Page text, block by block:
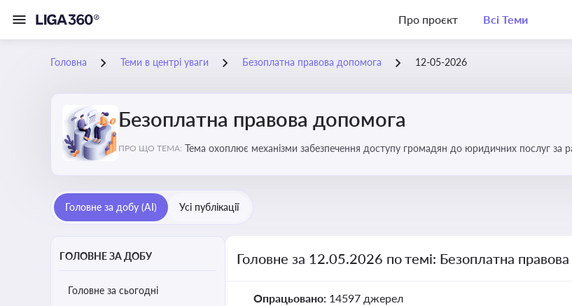
Про проєкт Всі Теми
Головна Теми в центрі уваги Безоплатна правова допомога 12-05-2026
Безоплатна правова допомога
ПРО ЩО ТЕМА: Тема охоплює механізми забезпечення доступу громадян до юридичних послуг за
Головне за добу (AI) Усі публікації
ГОЛОВНЕ ЗА ДОБУ
Головне за сьогодні
Головне за 12.05.2026 по темі: Безоплатна
Опрацьовано: 14597 джерел